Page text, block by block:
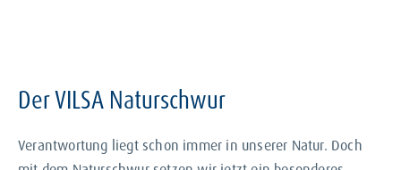
Der VILSA Naturschwur
Verantwortung liegt schon immer in unserer Natur. Doch